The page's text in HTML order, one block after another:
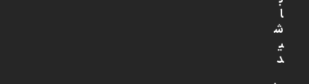
ا
ش
ی
د